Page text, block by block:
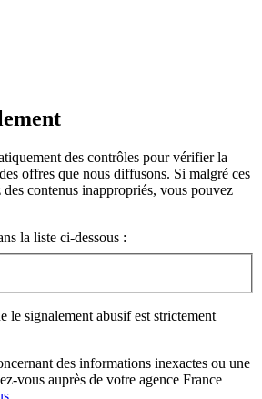
des contrôles pour vérifier la
offres que nous diffusons. Si malgré ces
contenus inappropriés, vous pouvez
la liste ci-dessous :
le signalement abusif est strictement
des informations inexactes ou une
vous auprès de votre agence France